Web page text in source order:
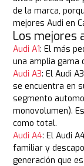
de la marca,
mejores Audi en
Los mejores
Audi A1: El más
una amplia gama
Audi A3: El Audi
se encuentra en
segmento
monovolumen).
como total.
Audi A4: El Audi
familiar y
generación que